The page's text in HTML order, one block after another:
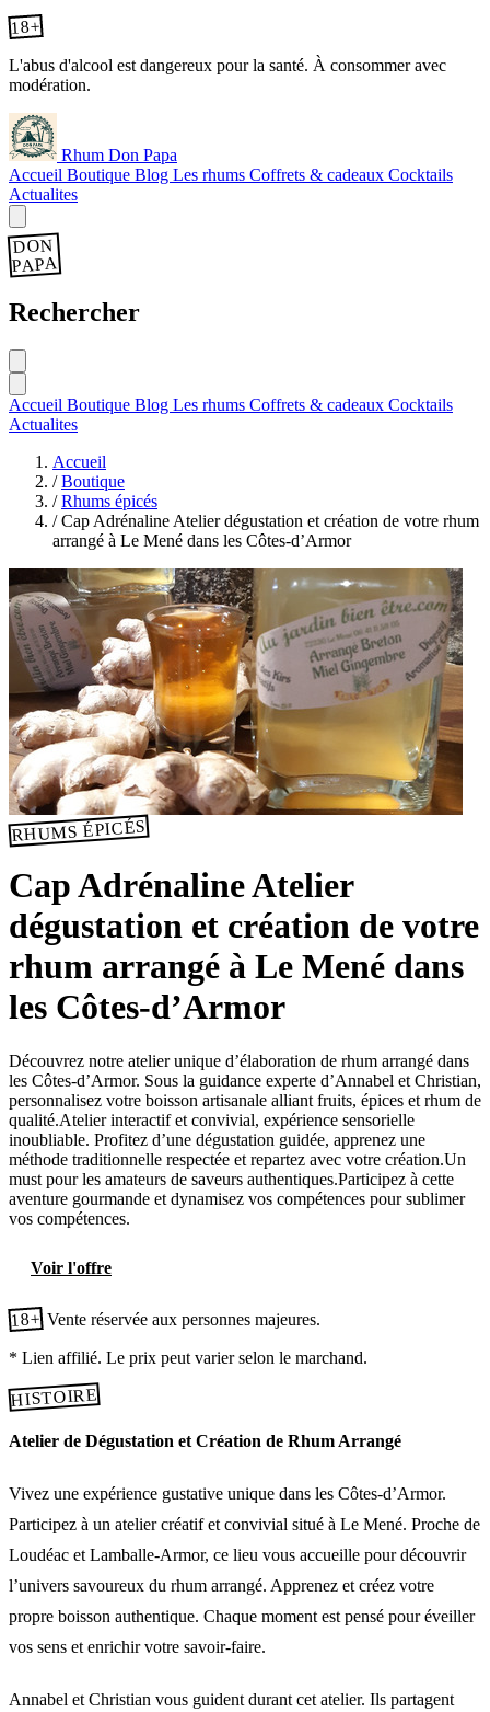
18+
L'abus d'alcool est dangereux pour la santé. À consommer avec
modération.
Rhum Don Papa
Accueil Boutique Blog Les rhums Coffrets & cadeaux Cocktails
Actualites
DON
PAPA
Rechercher
Accueil Boutique Blog Les rhums Coffrets & cadeaux Cocktails
Actualites
Accueil
/ Boutique
/ Rhums épicés
/ Cap Adrénaline Atelier dégustation et création de votre rhum
arrangé à Le Mené dans les Côtes-d’Armor
RHUMS ÉPICÉS
Cap Adrénaline Atelier
dégustation et création de votre
rhum arrangé à Le Mené dans
les Côtes-d’Armor
Découvrez notre atelier unique d’élaboration de rhum arrangé dans
les Côtes-d’Armor. Sous la guidance experte d’Annabel et Christian,
personnalisez votre boisson artisanale alliant fruits, épices et rhum de
qualité.Atelier interactif et convivial, expérience sensorielle
inoubliable. Profitez d’une dégustation guidée, apprenez une
méthode traditionnelle respectée et repartez avec votre création.Un
must pour les amateurs de saveurs authentiques.Participez à cette
aventure gourmande et dynamisez vos compétences pour sublimer
vos compétences.
Voir l'offre
18+ Vente réservée aux personnes majeures.
* Lien affilié. Le prix peut varier selon le marchand.
HISTOIRE
Atelier de Dégustation et Création de Rhum Arrangé
Vivez une expérience gustative unique dans les Côtes-d’Armor.
Participez à un atelier créatif et convivial situé à Le Mené. Proche de
Loudéac et Lamballe-Armor, ce lieu vous accueille pour découvrir
l’univers savoureux du rhum arrangé. Apprenez et créez votre
propre boisson authentique. Chaque moment est pensé pour éveiller
vos sens et enrichir votre savoir-faire.
Annabel et Christian vous guident durant cet atelier. Ils partagent